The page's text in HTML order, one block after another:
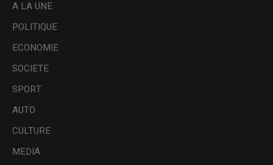
A LA UNE
POLITIQUE
ECONOMIE
SOCIETE
SPORT
AUTO
CULTURE
MEDIA